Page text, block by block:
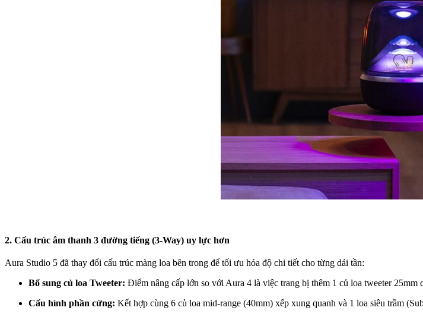
2. Cấu trúc âm thanh 3 đường tiếng (3-Way) uy lực hơn
Aura Studio 5 đã thay đổi cấu trúc màng loa bên trong để tối ưu hóa độ chi tiết cho từng dải tần:
Bổ sung củ loa Tweeter: Điểm nâng cấp lớn so với Aura 4 là việc trang bị thêm 1 củ loa tweeter
Cấu hình phần cứng: Kết hợp cùng 6 củ loa mid-range (40mm) xếp xung quanh và 1 loa siêu trầm